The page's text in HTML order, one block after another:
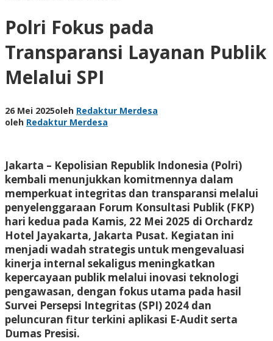
Polri Fokus pada
Transparansi Layanan Publik
Melalui SPI
26 Mei 2025oleh Redaktur Merdesa
oleh Redaktur Merdesa
Jakarta – Kepolisian Republik Indonesia (Polri)
kembali menunjukkan komitmennya dalam
memperkuat integritas dan transparansi melalui
penyelenggaraan Forum Konsultasi Publik (FKP)
hari kedua pada Kamis, 22 Mei 2025 di Orchardz
Hotel Jayakarta, Jakarta Pusat. Kegiatan ini
menjadi wadah strategis untuk mengevaluasi
kinerja internal sekaligus meningkatkan
kepercayaan publik melalui inovasi teknologi
pengawasan, dengan fokus utama pada hasil
Survei Persepsi Integritas (SPI) 2024 dan
peluncuran fitur terkini aplikasi E-Audit serta
Dumas Presisi.